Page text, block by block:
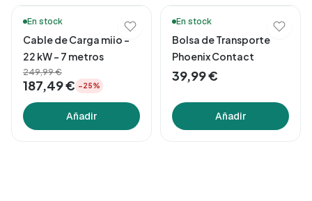
En stock
Cable de Carga miio –
22 kW – 7 metros
249,99 €
187,49 € −25%
Añadir
En stock
Bolsa de Transporte
Phoenix Contact
39,99 €
Añadir